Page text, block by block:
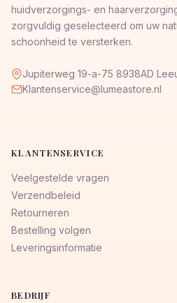
huidverzorgings- en
zorgvuldig geselecteerd om uw
schoonheid te versterken.
Jupiterweg 19-a-75 8938AD
Klantenservice@lumeastore.nl
KLANTENSERVICE
Veelgestelde vragen
Verzendbeleid
Retourneren
Bestelling volgen
Leveringsinformatie
BEDRIJF